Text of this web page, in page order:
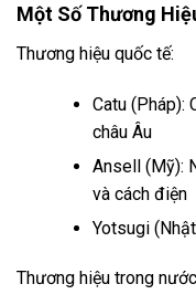
Một Số Thương
Thương hiệu quốc tế:
Catu (Pháp):
châu Âu
Ansell (Mỹ):
và cách điện
Yotsugi
Thương hiệu trong